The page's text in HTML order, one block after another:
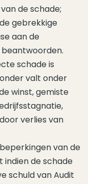
de schade;
gebrekkige
aan de
schade is
valt onder
winst, gemiste
verlies van
van de
indien de schade
schuld van Audit